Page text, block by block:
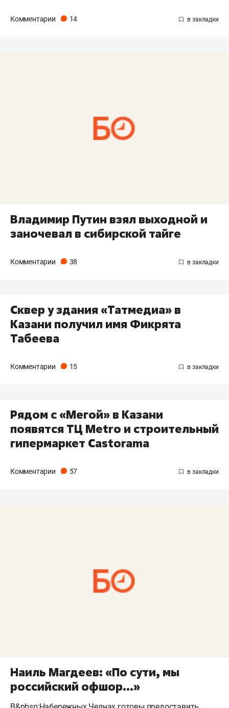
Комментарии 14
Владимир Путин взял выходной и
заночевал в сибирской тайге
Комментарии 38
Сквер у здания «Татмедиа» в
Казани получил имя Фикрята
Табеева
Комментарии 15
Рядом с «Мегой» в Казани
появятся ТЦ Metro и строительный
гипермаркет Castorama
Комментарии 57
Наиль Магдеев: «По сути, мы
российский офшор...»